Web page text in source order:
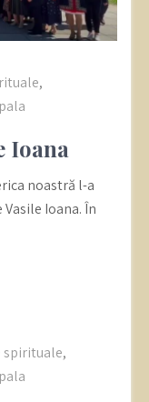
,
Ioana
noastră l-a
Ioana. În
spirituale,